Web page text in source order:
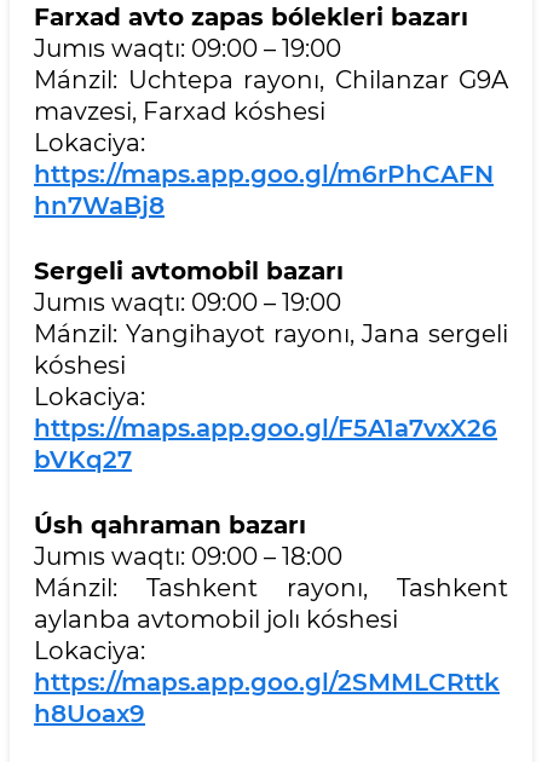
Farxad avto zapas bólekleri bazarı
Jumıs waqtı: 09:00 – 19:00
Mánzil: Uchtepa rayonı, Chilanzar G9A
mavzesi, Farxad kóshesi
Lokaciya:
https://maps.app.goo.gl/m6rPhCAFN
hn7WaBj8
Sergeli avtomobil bazarı
Jumıs waqtı: 09:00 – 19:00
Mánzil: Yangihayot rayonı, Jana sergeli
kóshesi
Lokaciya:
https://maps.app.goo.gl/F5A1a7vxX26
bVKq27
Úsh qahraman bazarı
Jumıs waqtı: 09:00 – 18:00
Mánzil: Tashkent rayonı, Tashkent
aylanba avtomobil jolı kóshesi
Lokaciya:
https://maps.app.goo.gl/2SMMLCRttk
h8Uoax9